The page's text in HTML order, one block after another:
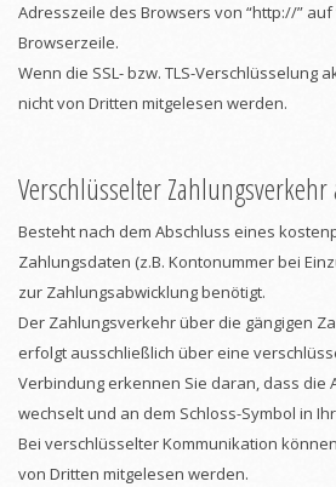
Adresszeile des Browsers von “http://”
Browserzeile.
Wenn die SSL- bzw. TLS-Verschlüsselung
nicht von Dritten mitgelesen werden.
Verschlüsselter
Besteht nach dem Abschluss eines
Zahlungsdaten (z.B. Kontonummer bei
zur Zahlungsabwicklung benötigt.
Der Zahlungsverkehr über die gängigen
erfolgt ausschließlich über eine
Verbindung erkennen Sie daran, dass
wechselt und an dem Schloss-Symbol in
Bei verschlüsselter Kommunikation
von Dritten mitgelesen werden.